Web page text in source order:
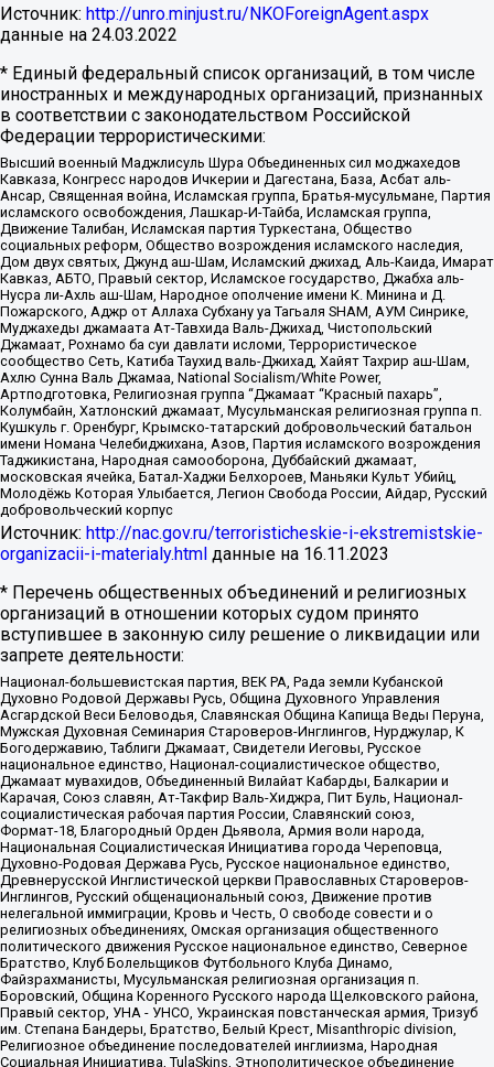
Источник: http://unro.minjust.ru/NKOForeignAgent.aspx
данные на 24.03.2022
* Единый федеральный список организаций, в том числе
иностранных и международных организаций, признанных
в соответствии с законодательством Российской
Федерации террористическими:
Высший военный Маджлисуль Шура Объединенных сил моджахедов
Кавказа, Конгресс народов Ичкерии и Дагестана, База, Асбат аль-
Ансар, Священная война, Исламская группа, Братья-мусульмане, Партия
исламского освобождения, Лашкар-И-Тайба, Исламская группа,
Движение Талибан, Исламская партия Туркестана, Общество
социальных реформ, Общество возрождения исламского наследия,
Дом двух святых, Джунд аш-Шам, Исламский джихад, Аль-Каида, Имарат
Кавказ, АБТО, Правый сектор, Исламское государство, Джабха аль-
Нусра ли-Ахль аш-Шам, Народное ополчение имени К. Минина и Д.
Пожарского, Аджр от Аллаха Субхану уа Тагьаля SHAM, АУМ Синрике,
Муджахеды джамаата Ат-Тавхида Валь-Джихад, Чистопольский
Джамаат, Рохнамо ба суи давлати исломи, Террористическое
сообщество Сеть, Катиба Таухид валь-Джихад, Хайят Тахрир аш-Шам,
Ахлю Сунна Валь Джамаа, National Socialism/White Power,
Артподготовка, Религиозная группа “Джамаат “Красный пахарь”,
Колумбайн, Хатлонский джамаат, Мусульманская религиозная группа п.
Кушкуль г. Оренбург, Крымско-татарский добровольческий батальон
имени Номана Челебиджихана, Азов, Партия исламского возрождения
Таджикистана, Народная самооборона, Дуббайский джамаат,
московская ячейка, Батал-Хаджи Белхороев, Маньяки Культ Убийц,
Молодёжь Которая Улыбается, Легион Свобода России, Айдар, Русский
добровольческий корпус
Источник: http://nac.gov.ru/terroristicheskie-i-ekstremistskie-
organizacii-i-materialy.html данные на 16.11.2023
* Перечень общественных объединений и религиозных
организаций в отношении которых судом принято
вступившее в законную силу решение о ликвидации или
запрете деятельности:
Национал-большевистская партия, ВЕК РА, Рада земли Кубанской
Духовно Родовой Державы Русь, Община Духовного Управления
Асгардской Веси Беловодья, Славянская Община Капища Веды Перуна,
Мужская Духовная Семинария Староверов-Инглингов, Нурджулар, К
Богодержавию, Таблиги Джамаат, Свидетели Иеговы, Русское
национальное единство, Национал-социалистическое общество,
Джамаат мувахидов, Объединенный Вилайат Кабарды, Балкарии и
Карачая, Союз славян, Ат-Такфир Валь-Хиджра, Пит Буль, Национал-
социалистическая рабочая партия России, Славянский союз,
Формат-18, Благородный Орден Дьявола, Армия воли народа,
Национальная Социалистическая Инициатива города Череповца,
Духовно-Родовая Держава Русь, Русское национальное единство,
Древнерусской Инглистической церкви Православных Староверов-
Инглингов, Русский общенациональный союз, Движение против
нелегальной иммиграции, Кровь и Честь, О свободе совести и о
религиозных объединениях, Омская организация общественного
политического движения Русское национальное единство, Северное
Братство, Клуб Болельщиков Футбольного Клуба Динамо,
Файзрахманисты, Мусульманская религиозная организация п.
Боровский, Община Коренного Русского народа Щелковского района,
Правый сектор, УНА - УНСО, Украинская повстанческая армия, Тризуб
им. Степана Бандеры, Братство, Белый Крест, Misanthropic division,
Религиозное объединение последователей инглиизма, Народная
Социальная Инициатива, TulaSkins, Этнополитическое объединение